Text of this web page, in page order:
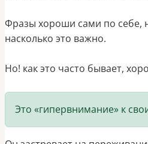
Фразы хороши сами по себе,
насколько это важно.
Но! как это часто бывает,
Это «гипервнимание» к